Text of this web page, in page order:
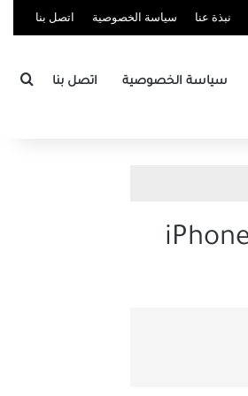
نبذة عنا سياسة الخصوصية اتصل بنا
سياسة الخصوصية اتصل بنا